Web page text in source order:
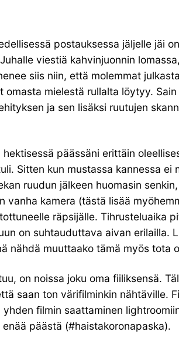
postauksessa jäljelle jäi
viestiä kahvinjuonnin
siis niin, että molemmat
mielestä rullalta löytyy.
ja sen lisäksi ruutujen
päässäni erittäin
Sitten kun mustassa kannessa
ruudun jälkeen huomasin
kamera (tästä lisää
räpsijälle. Tihrusteluaika
on suhtauduttava aivan erilailla.
nähdä muuttaako tämä myös tota
on noissa joku oma fiiliksensä.
saan ton värifilminkin nähtäville.
filmin saattaminen
päästä (#haistakoronapaska).